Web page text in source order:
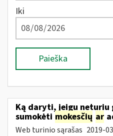
Iki
Paieška
Ką daryti, jeigu neturiu
sumokėti mokesčių ar
Web turinio sąrašas 2019-